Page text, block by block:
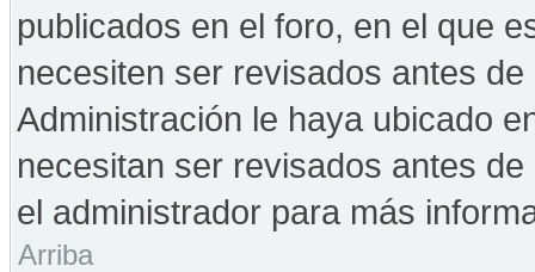
publicados en el foro, en el que
necesiten ser revisados antes
Administración le haya ubicado
necesitan ser revisados antes
el administrador para más
Arriba